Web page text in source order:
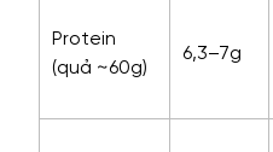
Protein
(quả ~60g)
6,3–7g